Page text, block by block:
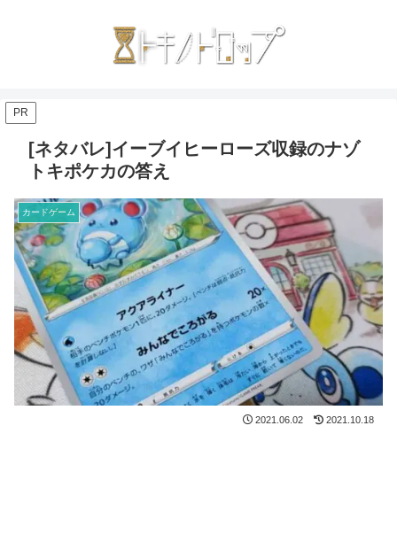
PR
[ネタバレ]イーブイヒーローズ収録のナゾ
トキポケカの答え
カードゲーム
2021.06.02 2021.10.18